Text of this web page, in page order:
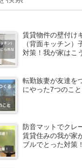
賃貸物件の壁付け
（背面キッチン）
対策！我が家はこ
転勤族妻が友達を
にやった7つのこと
防音マットでクレ
賃貸住みの我が家
ブルでとった対策！